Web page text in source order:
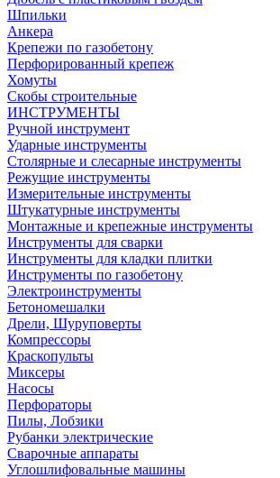
Шпильки
Анкера
Крепежи по газобетону
Перфорированный крепеж
Хомуты
Скобы строительные
ИНСТРУМЕНТЫ
Ручной инструмент
Ударные инструменты
Столярные и слесарные инструменты
Режущие инструменты
Измерительные инструменты
Штукатурные инструменты
Монтажные и крепежные инструменты
Инструменты для сварки
Инструменты для кладки плитки
Инструменты по газобетону
Электроинструменты
Бетономешалки
Дрели, Шуруповерты
Компрессоры
Краскопульты
Миксеры
Насосы
Перфораторы
Пилы, Лобзики
Рубанки электрические
Сварочные аппараты
Углошлифовальные машины